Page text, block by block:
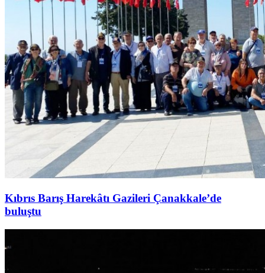
Kıbrıs Barış Harekâtı Gazileri Çanakkale’de
buluştu